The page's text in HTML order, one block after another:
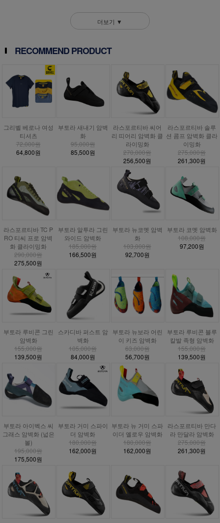
더보기 ▼
RECOMMEND PRODUCT
그리벨 베로나 여성
티셔츠
72,000원
64,800원
부토라 새내기 암벽
화
95,000원
85,500원
라스포르티바 씨어
리 띠어리 암벽화 클
라이밍화
270,000원
256,500원
라스포르티바 솔루
션 콤프 암벽화 클라
이밍화
275,000원
261,300원
라스포르티바 TC P
RO 티씨 프로 암벽
화 클라이밍화
290,000원
275,500원
부토라 알투라 그린
와이드 암벽화
185,000원
166,500원
부토라 뉴코멧 암벽
화
103,000원
92,700원
부토라 코멧 암벽화
108,000원
97,200원
부토라 루비콘 그린
암벽화
155,000원
139,500원
스카디바 퍼스트 암
벽화
105,000원
84,000원
부토라 뉴보라 어린
이 키즈 암벽화
63,000원
56,700원
부토라 루비콘 블루
칼발 족형 암벽화
155,000원
139,500원
부토라 아이벡스 씨
그래스 암벽화 (넓은
볼)
195,000원
175,500원
부토라 거미 스파이
더 암벽화
180,000원
162,000원
부토라 뉴 거미 스파
이더 옐로우 암벽화
180,000원
162,000원
라스포르티바 만다
라 만달라 암벽화
275,000원
261,300원